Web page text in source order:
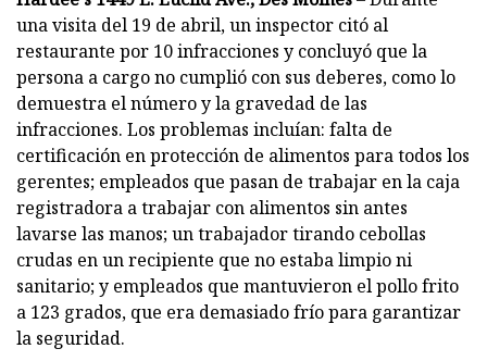
una visita del 19 de abril, un inspector citó al
restaurante por 10 infracciones y concluyó que la
persona a cargo no cumplió con sus deberes, como lo
demuestra el número y la gravedad de las
infracciones. Los problemas incluían: falta de
certificación en protección de alimentos para todos los
gerentes; empleados que pasan de trabajar en la caja
registradora a trabajar con alimentos sin antes
lavarse las manos; un trabajador tirando cebollas
crudas en un recipiente que no estaba limpio ni
sanitario; y empleados que mantuvieron el pollo frito
a 123 grados, que era demasiado frío para garantizar
la seguridad.